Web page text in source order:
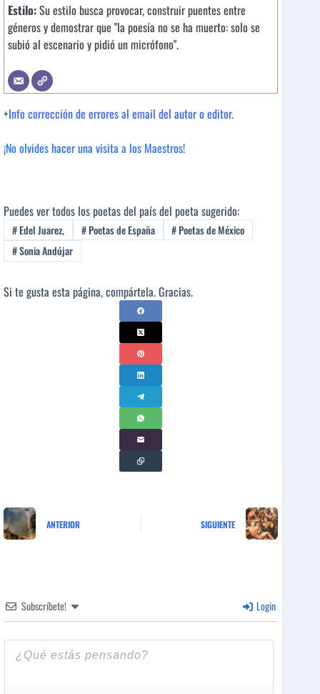
Estilo:Su estilo busca provocar, construir puentes entre
géneros y demostrar que "la poesía no se ha muerto: solo se
subió al escenario y pidió un micrófono".
+Info corrección de errores al email del autor o editor.
¡No olvides hacer una visita a los Maestros!
Puedes ver todos los poetas del país del poeta sugerido:
#Edel Juarez, #Poetas de España #Poetas de México
#Sonia Andújar
Si te gusta esta página, compártela. Gracias.
ANTERIOR SIGUIENTE
Subscríbete! Login